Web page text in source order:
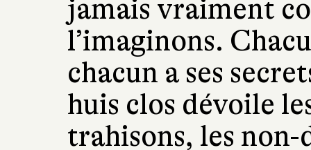
jamais vraiment
l’imaginons.
chacun a ses
huis clos dévoile
trahisons, les